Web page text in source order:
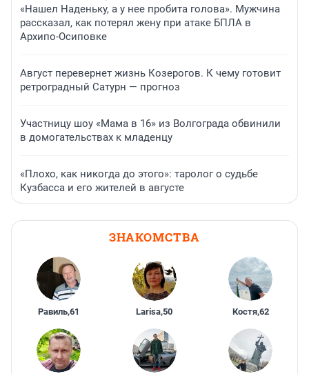
«Нашел Наденьку, а у нее пробита голова». Мужчина
рассказал, как потерял жену при атаке БПЛА в
Архипо-Осиповке
Август перевернет жизнь Козерогов. К чему готовит
ретроградный Сатурн — прогноз
Участницу шоу «Мама в 16» из Волгограда обвинили
в домогательствах к младенцу
«Плохо, как никогда до этого»: таролог о судьбе
Кузбасса и его жителей в августе
ЗНАКОМСТВА
Равиль,61 Larisa,50 Костя,62